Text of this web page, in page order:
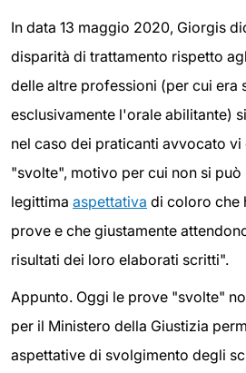
In data 13 maggio 2020, Giorgis
disparità di trattamento rispetto
delle altre professioni (per cui era
esclusivamente l'orale abilitante)
nel caso dei praticanti avvocato
"svolte", motivo per cui non si
legittima aspettativa di coloro che
prove e che giustamente
risultati dei loro elaborati scritti".
Appunto. Oggi le prove "svolte"
per il Ministero della Giustizia
aspettative di svolgimento degli